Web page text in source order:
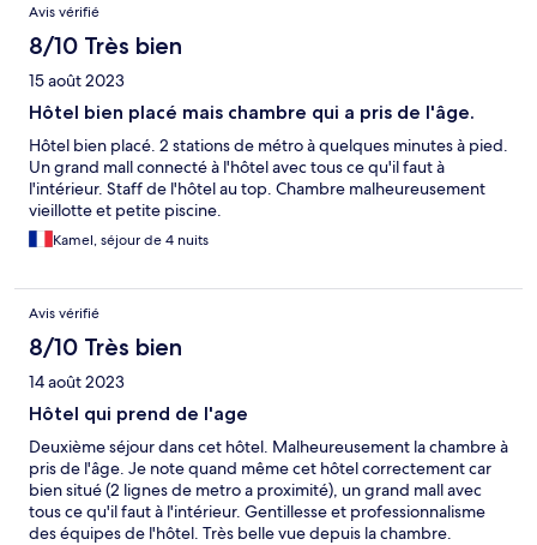
Avis vérifié
8/10 Très bien
15 août 2023
Hôtel bien placé mais chambre qui a pris de l'âge.
Hôtel bien placé. 2 stations de métro à quelques minutes à pied.
Un grand mall connecté à l'hôtel avec tous ce qu'il faut à
l'intérieur. Staff de l'hôtel au top. Chambre malheureusement
vieillotte et petite piscine.
Kamel, séjour de 4 nuits
Avis vérifié
8/10 Très bien
14 août 2023
Hôtel qui prend de l'age
Deuxième séjour dans cet hôtel. Malheureusement la chambre à
pris de l'âge. Je note quand même cet hôtel correctement car
bien situé (2 lignes de metro a proximité), un grand mall avec
tous ce qu'il faut à l'intérieur. Gentillesse et professionnalisme
des équipes de l'hôtel. Très belle vue depuis la chambre.